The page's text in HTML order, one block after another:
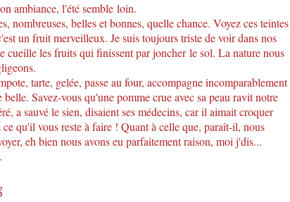
ambiance, l'été semble loin.
nombreuses, belles et bonnes, quelle chance. Voyez ces teintes
un fruit merveilleux. Je suis toujours triste de voir dans nos
cueille les fruits qui finissent par joncher le sol. La nature nous
tarte, gelée, passe au four, accompagne incomparablement
Savez-vous qu'une pomme crue avec sa peau ravit notre
a sauvé le sien, disaient ses médecins, car il aimait croquer
qu'il vous reste à faire ! Quant à celle que, paraît-il, nous
eh bien nous avons eu parfaitement raison, moi j'dis...